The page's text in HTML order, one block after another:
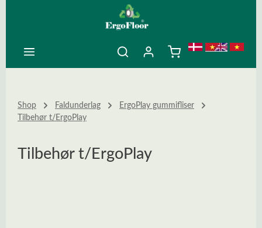
Shop Faldunderlag
ErgoPlay gummifliser
Tilbehør t/ErgoPlay
Tilbehør t/ErgoPlay